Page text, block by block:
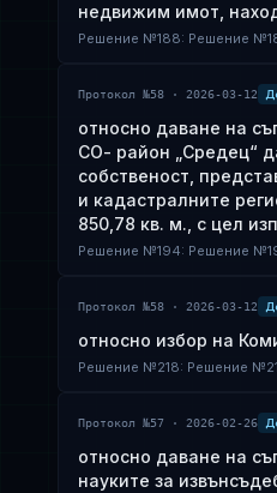
недвижим имот,
Решение №188: Решение
Протокол №58 · 2026-03-12
относно даване на
СО- район „Средец“
собственост,
и кадастралните
850,78 кв. м., с цел
Решение №194: Решение
Протокол №58 · 2026-03-12
относно избор на
Решение №218: Решение
Протокол №57 · 2026-02-26
относно даване на
науките за